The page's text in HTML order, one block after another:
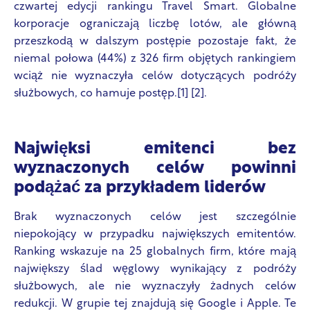
czwartej edycji rankingu Travel Smart. Globalne
korporacje ograniczają liczbę lotów, ale główną
przeszkodą w dalszym postępie pozostaje fakt, że
niemal połowa (44%) z 326 firm objętych rankingiem
wciąż nie wyznaczyła celów dotyczących podróży
służbowych, co hamuje postęp.[1] [2].
Najwięksi emitenci bez
wyznaczonych celów powinni
podążać za przykładem liderów
Brak wyznaczonych celów jest szczególnie
niepokojący w przypadku największych emitentów.
Ranking wskazuje na 25 globalnych firm, które mają
największy ślad węglowy wynikający z podróży
służbowych, ale nie wyznaczyły żadnych celów
redukcji. W grupie tej znajdują się Google i Apple. Te